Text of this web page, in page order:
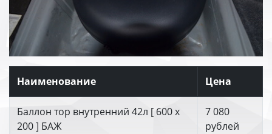
Наименование Цена
Баллон тор внутренний 42л [ 600 х
200 ] БАЖ
7 080
рублей